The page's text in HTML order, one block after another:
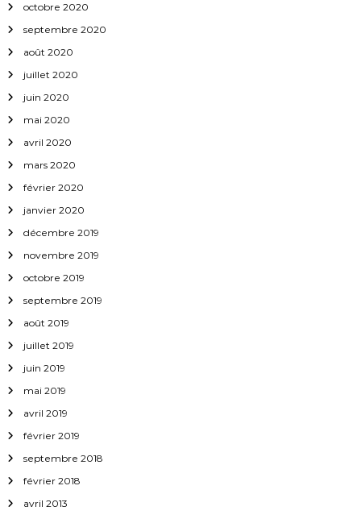
octobre 2020
septembre 2020
août 2020
juillet 2020
juin 2020
mai 2020
avril 2020
mars 2020
février 2020
janvier 2020
décembre 2019
novembre 2019
octobre 2019
septembre 2019
août 2019
juillet 2019
juin 2019
mai 2019
avril 2019
février 2019
septembre 2018
février 2018
avril 2013